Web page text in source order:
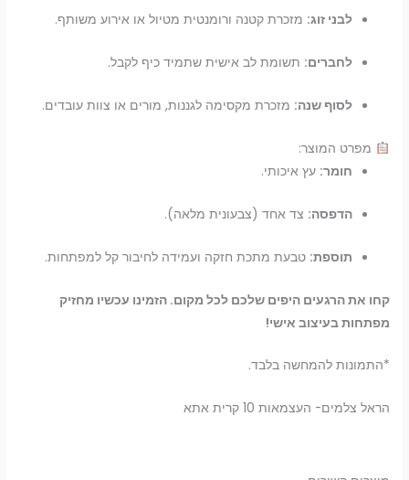
לבני זוג: מזכרת קטנה ורומנטית מטיול או אירוע משותף.
לחברים: תשומת לב אישית שתמיד כיף לקבל.
לסוף שנה: מזכרת מקסימה לגננות, מורים או צוות עובדים.
מפרט המוצר:
חומר: עץ איכותי.
הדפסה: צד אחד (צבעונית מלאה).
תוספת: טבעת מתכת חזקה ועמידה לחיבור קל למפתחות.
קחו את הרגעים היפים שלכם לכל מקום. הזמינו עכשיו מחזיק
מפתחות בעיצוב אישי!
*התמונות להמחשה בלבד.
הראל צלמים- העצמאות 10 קרית אתא